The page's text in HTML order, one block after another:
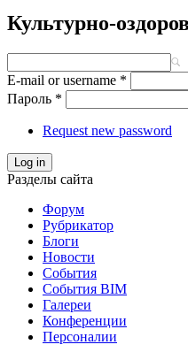
Культурно-
E-mail or username *
Пароль *
Request new password
Log in
Разделы сайта
Форум
Рубрикатор
Блоги
Новости
События
События BIM
Галереи
Конференции
Персоналии